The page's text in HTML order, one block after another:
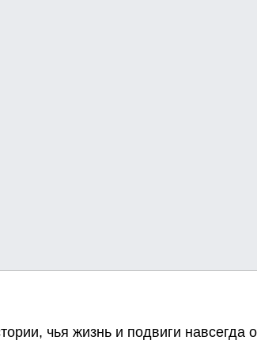
чья жизнь и подвиги навсегда